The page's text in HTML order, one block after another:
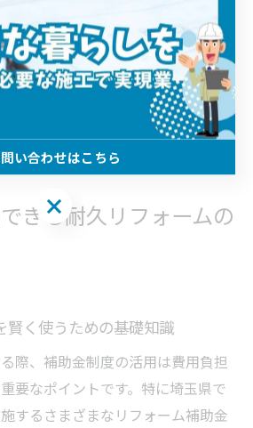
合わせて口コミや実例、補助金対
で、自分に最適なリフォーム会社
。特に埼玉県の気候や住宅事情に
、より長持ちする住まいを手に入
きる耐久リフォームの
賢く使うための基礎知識
際、補助金制度の活用は費用負担
要なポイントです。特に埼玉県で
するさまざまなリフォーム補助金
問い合わせはこちら
い合わせはこちら